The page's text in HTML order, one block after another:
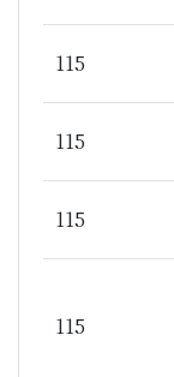
115
115
115
115